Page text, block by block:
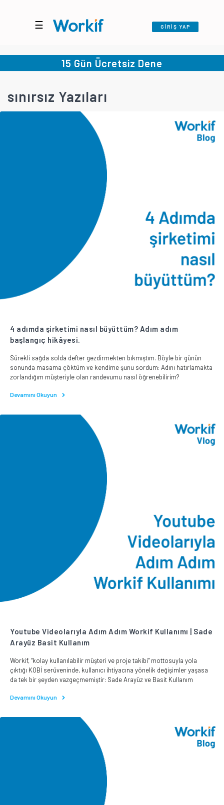
☰ GİRİŞ YAP
15 Gün Ücretsiz Dene
sınırsız Yazıları
4 adımda şirketimi nasıl büyüttüm? Adım adım
başlangıç hikâyesi.
Sürekli sağda solda defter gezdirmekten bıkmıştım. Böyle bir günün
sonunda masama çöktüm ve kendime şunu sordum: Adını hatırlamakta
zorlandığım müşteriyle olan randevumu nasıl öğrenebilirim?
Devamını Okuyun
Youtube Videolarıyla Adım Adım Workif Kullanımı | Sade
Arayüz Basit Kullanım
Workif, “kolay kullanılabilir müşteri ve proje takibi” mottosuyla yola
çıktığı KOBİ serüveninde, kullanıcı ihtiyacına yönelik değişimler yaşasa
da tek bir şeyden vazgeçmemiştir: Sade Arayüz ve Basit Kullanım
Devamını Okuyun